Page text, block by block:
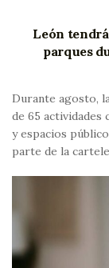
León
parques
Durante agosto,
de 65 actividades
y espacios
parte de la